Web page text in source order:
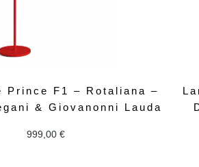
Prince F1 – Rotaliana –
& Giovanonni Lauda
999,00 €